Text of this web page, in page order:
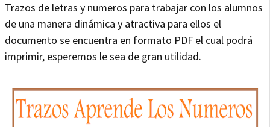
Trazos de letras y numeros para trabajar con los alumnos
de una manera dinámica y atractiva para ellos el
documento se encuentra en formato PDF el cual podrá
imprimir, esperemos le sea de gran utilidad.